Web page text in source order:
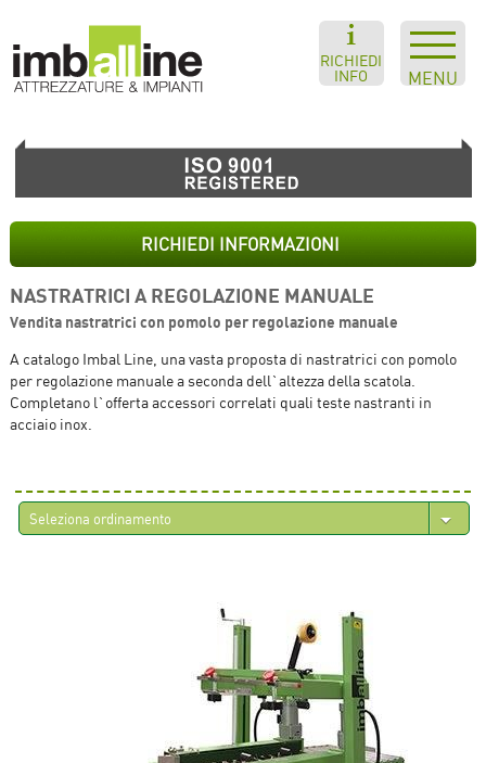
MENU
RICHIEDI
INFO
RICHIEDI INFORMAZIONI
NASTRATRICI A REGOLAZIONE MANUALE
Vendita nastratrici con pomolo per regolazione manuale
A catalogo Imbal Line, una vasta proposta di nastratrici con pomolo
per regolazione manuale a seconda dell`altezza della scatola.
Completano l`offerta accessori correlati quali teste nastranti in
acciaio inox.